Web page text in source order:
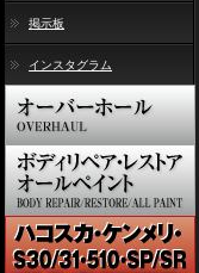
掲示板
インスタグラム